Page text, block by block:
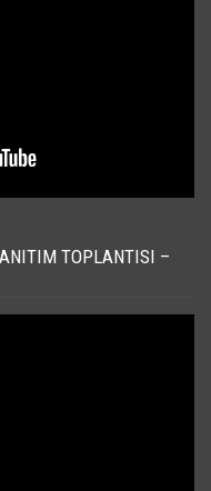
TOPLANTISI –